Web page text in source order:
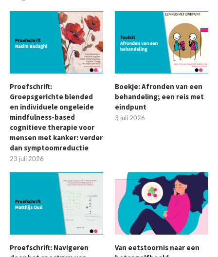
Proefschrift:
Groepsgerichte blended
en individuele ongeleide
mindfulness-based
cognitieve therapie voor
mensen met kanker: verder
dan symptoomreductie
23 juli 2026
Boekje: Afronden van een
behandeling; een reis met
eindpunt
3 juli 2026
Proefschrift: Navigeren
Van eetstoornis naar een